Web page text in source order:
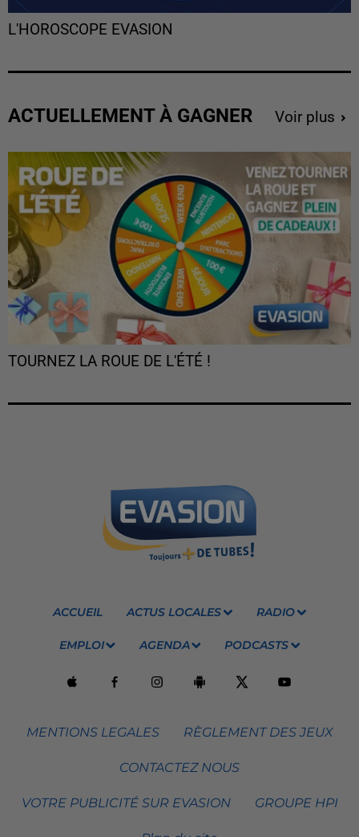
L'HOROSCOPE EVASION
ACTUELLEMENT À GAGNER Voir plus
TOURNEZ LA ROUE DE L'ÉTÉ !
ACCUEIL ACTUS LOCALES RADIO
EMPLOI AGENDA PODCASTS
MENTIONS LEGALES RÈGLEMENT DES JEUX
CONTACTEZ NOUS
VOTRE PUBLICITÉ SUR EVASION GROUPE HPI